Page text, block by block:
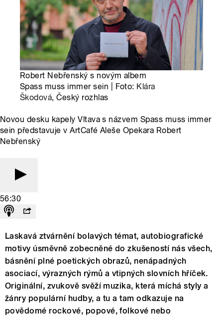
Robert Nebřenský s novým albem
Spass muss immer sein | Foto: Klára
Škodová, Český rozhlas
Novou desku kapely Vltava s názvem Spass muss immer
sein představuje v ArtCafé Aleše Opekara Robert
Nebřenský
56:30
Laskavá ztvárnění bolavých témat, autobiografické
motivy úsměvně zobecněné do zkušeností nás všech,
básnění plné poetických obrazů, nenápadných
asociací, výrazných rýmů a vtipných slovních hříček.
Originální, zvukově svěží muzika, která míchá styly a
žánry populární hudby, a tu a tam odkazuje na
povědomé rockové, popové, folkové nebo